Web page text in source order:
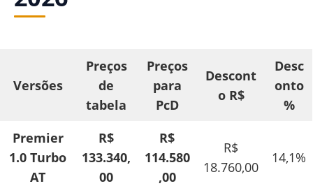
Versões
Preços
de
tabela
Preços
para
PcD
Descont
o R$
Desc
onto
%
Premier
1.0 Turbo
AT
R$
133.340,
00
R$
114.580
,00
R$
18.760,00
14,1%